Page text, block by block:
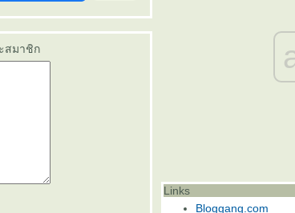
สมาชิก
Links
Bloggang.com